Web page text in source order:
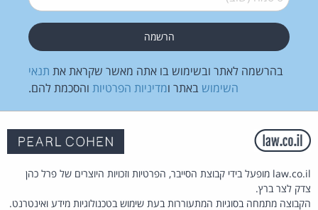
בהרשמה לאתר ובשימוש בו אתה מאשר שקראת את תנאי
השימוש באתר ומדיניות הפרטיות והסכמת להם.
law.co.il מופעל בידי קבוצת הסייבר, הפרטיות וזכויות היוצרים של פרל כהן
צדק לצר ברץ.
הקבוצה מתמחה בסוגיות המתעוררות בעת שימוש בטכנולוגיות מידע ואינטרנט.